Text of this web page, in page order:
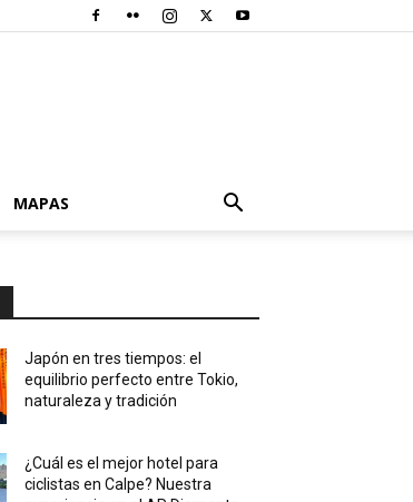
MAPAS
Japón en tres tiempos: el
equilibrio perfecto entre Tokio,
naturaleza y tradición
¿Cuál es el mejor hotel para
ciclistas en Calpe? Nuestra